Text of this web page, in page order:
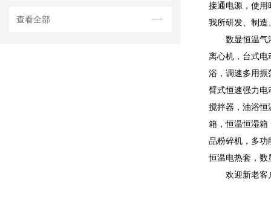
查看全部
接通电源，使用
我所研发、制造
数显恒温气
离心机，台式电
浴，调速多用振
臂式恒速强力电
搅拌器，油浴恒
箱，恒温恒湿箱
品粉碎机，多功
恒温电热套，数
欢迎新老客